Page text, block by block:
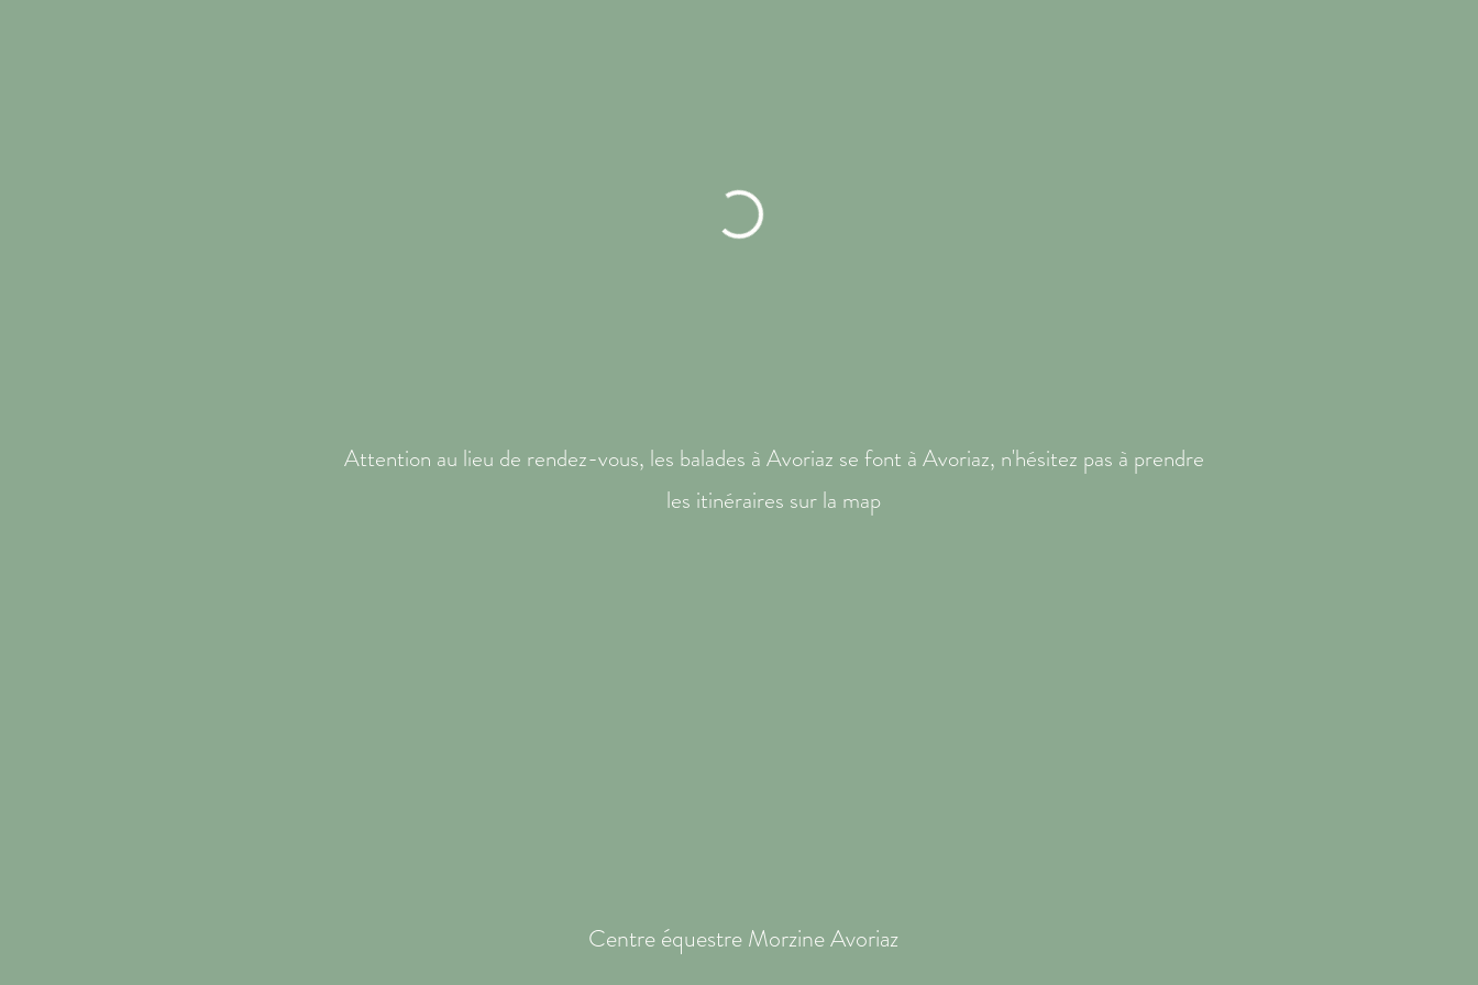
Attention au lieu de rendez-vous, les balades à Avoriaz se font à Avoriaz, n'hésitez pas à prendre
les itinéraires sur la map
Centre équestre Morzine Avoriaz